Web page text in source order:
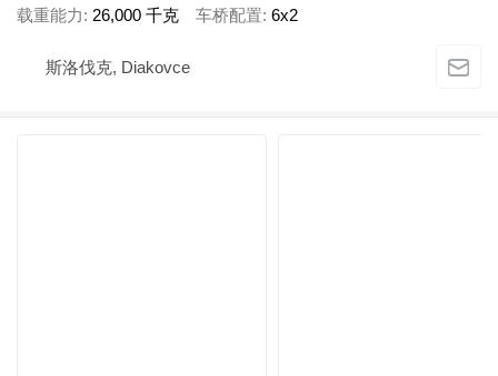
载重能力
26,000 千克 车桥配置 6x2
斯洛伐克, Diakovce